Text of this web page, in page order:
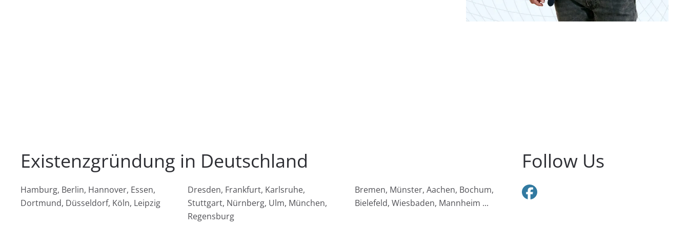
Existenzgründung in Deutschland
Hamburg, Berlin, Hannover, Essen,
Dortmund, Düsseldorf, Köln, Leipzig
Dresden, Frankfurt, Karlsruhe,
Stuttgart, Nürnberg, Ulm, München,
Regensburg
Bremen, Münster, Aachen, Bochum,
Bielefeld, Wiesbaden, Mannheim ...
Follow Us